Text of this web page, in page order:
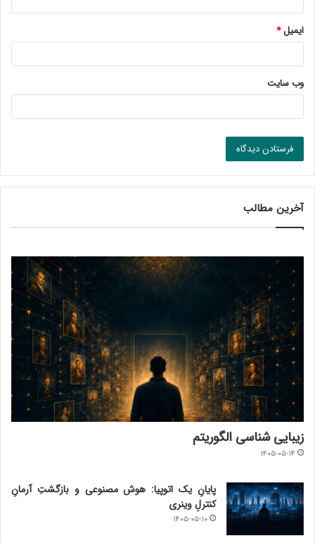
ایمیل*
وب‌ سایت
آخرین مطالب
زیبایی شناسی الگوریتم
۱۴۰۵-۰۵-۱۴
پایانِ یک اتوپیا: هوش مصنوعی و بازگشتِ آرمانِ
کنترلِ وینری
۱۴۰۵-۰۵-۱۰